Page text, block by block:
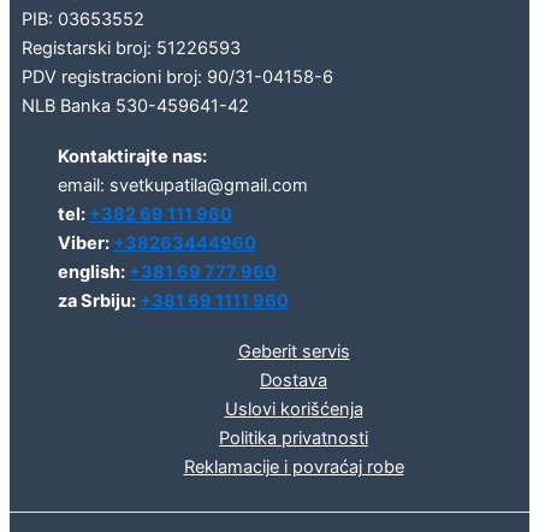
PIB: 03653552
Registarski broj: 51226593
PDV registracioni broj: 90/31-04158-6
NLB Banka 530-459641-42
Kontaktirajte nas:
email: svetkupatila@gmail.com
tel: +382 69 111 960
Viber: +38263444960
english: +381 69 777 960
za Srbiju: +381 69 1111 960
Geberit servis
Dostava
Uslovi korišćenja
Politika privatnosti
Reklamacije i povraćaj robe